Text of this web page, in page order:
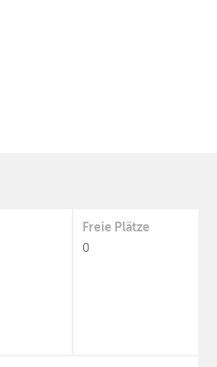
Freie Plätze
0